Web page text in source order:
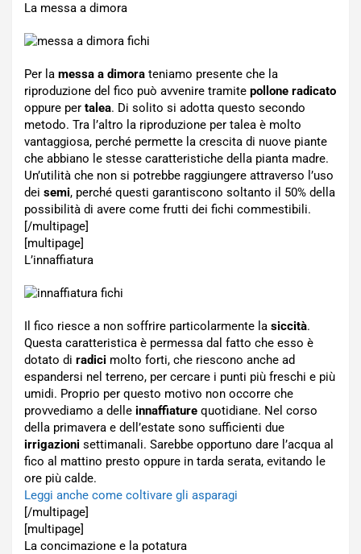
La messa a dimora
Per la messa a dimora teniamo presente che la
riproduzione del fico può avvenire tramite pollone radicato
oppure per talea. Di solito si adotta questo secondo
metodo. Tra l’altro la riproduzione per talea è molto
vantaggiosa, perché permette la crescita di nuove piante
che abbiano le stesse caratteristiche della pianta madre.
Un’utilità che non si potrebbe raggiungere attraverso l’uso
dei semi, perché questi garantiscono soltanto il 50% della
possibilità di avere come frutti dei fichi commestibili.
[/multipage]
[multipage]
L’innaffiatura
Il fico riesce a non soffrire particolarmente la siccità.
Questa caratteristica è permessa dal fatto che esso è
dotato di radici molto forti, che riescono anche ad
espandersi nel terreno, per cercare i punti più freschi e più
umidi. Proprio per questo motivo non occorre che
provvediamo a delle innaffiature quotidiane. Nel corso
della primavera e dell’estate sono sufficienti due
irrigazioni settimanali. Sarebbe opportuno dare l’acqua al
fico al mattino presto oppure in tarda serata, evitando le
ore più calde.
Leggi anche come coltivare gli asparagi
[/multipage]
[multipage]
La concimazione e la potatura